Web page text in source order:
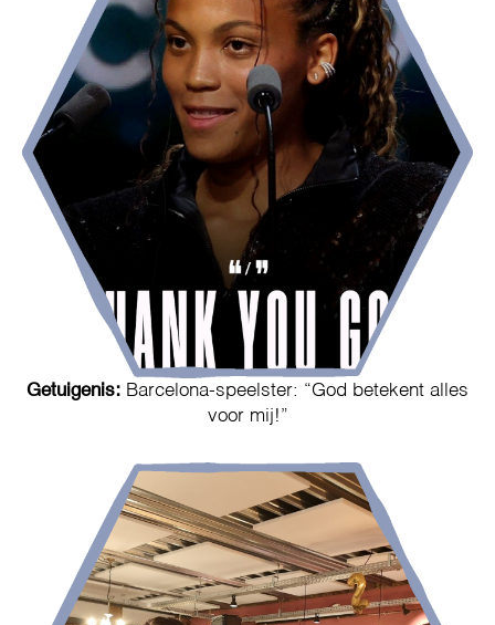
Getuigenis: Barcelona-speelster: “God betekent alles
voor mij!”